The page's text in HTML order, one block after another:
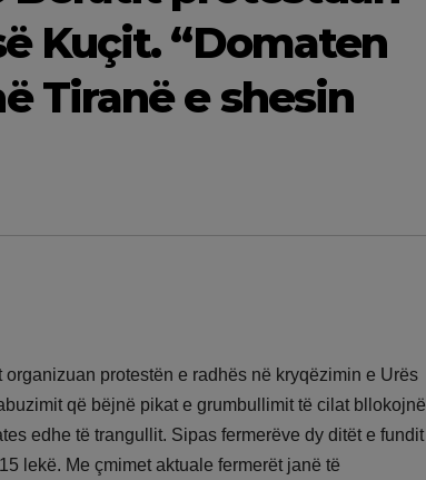
Kuçit. “Domaten
Tiranë e shesin
protestën e radhës në kryqëzimin e Urës
që bëjnë pikat e grumbullimit të cilat bllokojnë
edhe të trangullit. Sipas fermerëve dy ditët e fundit
lekë. Me çmimet aktuale fermerët janë të